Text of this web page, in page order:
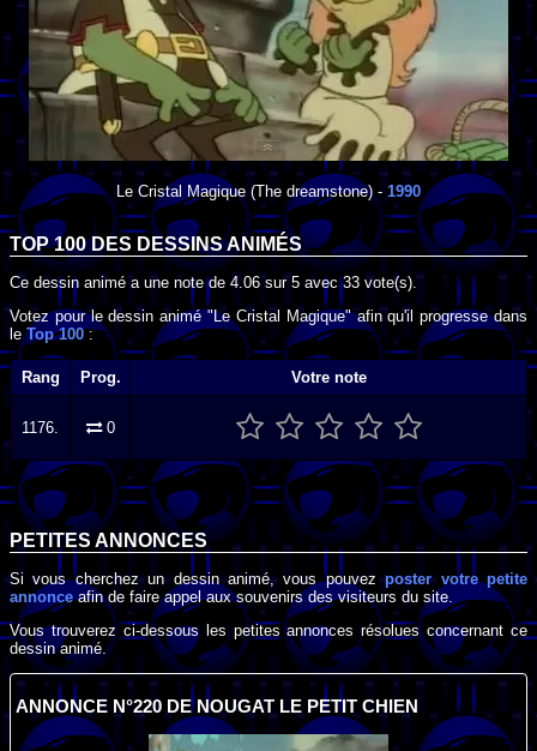
Le Cristal Magique (The dreamstone) - 1990
TOP 100 DES DESSINS ANIMÉS
Ce dessin animé a une note de 4.06sur5 avec33 vote(s).
Votez pour le dessin animé "Le Cristal Magique" afin qu'il progresse dans
leTop 100:
Rang Prog. Votre note
1176. 0
PETITES ANNONCES
Si vous cherchez un dessin animé, vous pouvezposter votre petite
annonceafin de faire appel aux souvenirs des visiteurs du site.
Vous trouverez ci-dessous les petites annonces résolues concernant ce
dessin animé.
ANNONCE N°220 DE NOUGAT LE PETIT CHIEN